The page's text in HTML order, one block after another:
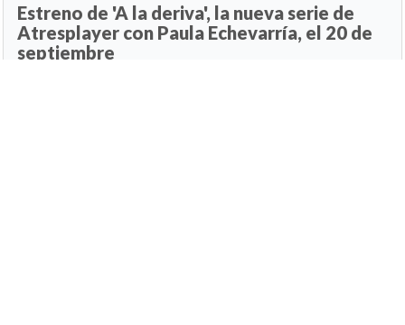
Estreno de 'A la deriva', la nueva serie de
Atresplayer con Paula Echevarría, el 20 de
septiembre